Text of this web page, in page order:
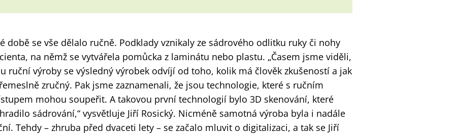
době se vše dělalo ručně. Podklady vznikaly ze sádrového odlitku ruky či nohy
na němž se vytvářela pomůcka z laminátu nebo plastu. „Časem jsme viděli,
ruční výroby se výsledný výrobek odvíjí od toho, kolik má člověk zkušeností a jak
zručný. Pak jsme zaznamenali, že jsou technologie, které s ručním
mohou soupeřit. A takovou první technologií bylo 3D skenování, které
sádrování,“ vysvětluje Jiří Rosický. Nicméně samotná výroba byla i nadále
Tehdy – zhruba před dvaceti lety – se začalo mluvit o digitalizaci, a tak se Jiří